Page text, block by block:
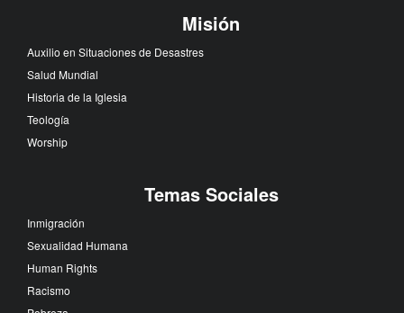
Misión
Auxilio en Situaciones de Desastres
Salud Mundial
Historia de la Iglesia
Teología
Worship
Temas Sociales
Inmigración
Sexualidad Humana
Human Rights
Racismo